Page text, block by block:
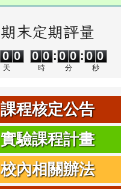
期末定期評量
0
0
0
0
天
0
0
0
0
時
:
0
0
0
0
分
:
0
0 0
秒
課程核定公告
實驗課程計畫
校內相關辦法